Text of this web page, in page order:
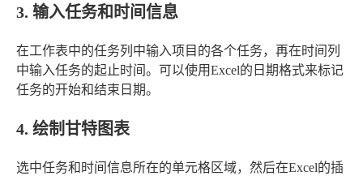
3. 输入任务和时间信息
在工作表中的任务列中输入项目的各个任务，再在时间列
中输入任务的起止时间。可以使用Excel的日期格式来标记
任务的开始和结束日期。
4. 绘制甘特图表
选中任务和时间信息所在的单元格区域，然后在Excel的插